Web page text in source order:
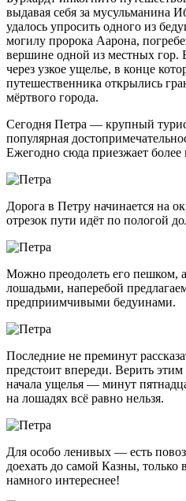
выдавая себя за мусульманина
удалось упросить одного из
могилу пророка Аарона,
вершине одной из местных гор.
через узкое ущелье, в конце
путешественника открылись
мёртвого города.
Сегодня Петра — крупный
популярная
Ежегодно сюда приезжает
Дорога в Петру начинается на
отрезок пути идёт по пологой
Можно преодолеть его пешком,
лошадьми, наперебой
предприимчивыми бедуинами.
Последние не преминут
предстоит впереди. Верить
начала ущелья — минут
на лошадях всё равно нельзя.
Для особо ленивых — есть
доехать до самой Казны,
намного интереснее!